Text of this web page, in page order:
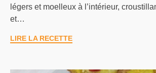
légers et moelleux à l’intérieur,
et…
LIRE LA RECETTE